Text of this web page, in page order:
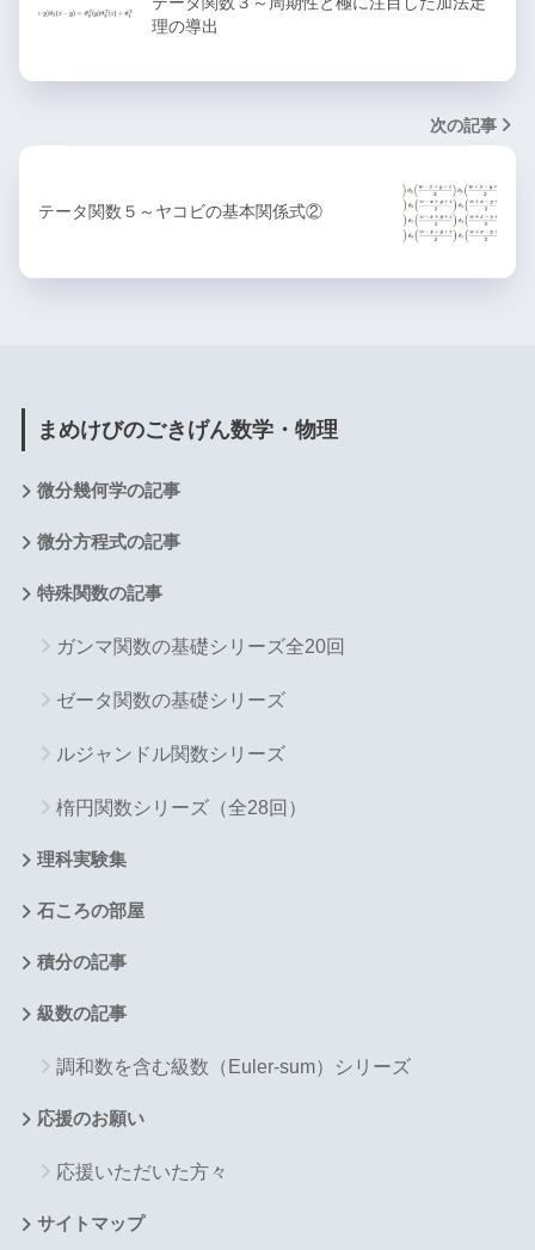
理の導出
次の記事
テータ関数５～ヤコビの基本関係式②
まめけびのごきげん数学・物理
微分幾何学の記事
微分方程式の記事
特殊関数の記事
ガンマ関数の基礎シリーズ全20回
ゼータ関数の基礎シリーズ
ルジャンドル関数シリーズ
楕円関数シリーズ（全28回）
理科実験集
石ころの部屋
積分の記事
級数の記事
調和数を含む級数（Euler-sum）シリーズ
応援のお願い
応援いただいた方々
サイトマップ